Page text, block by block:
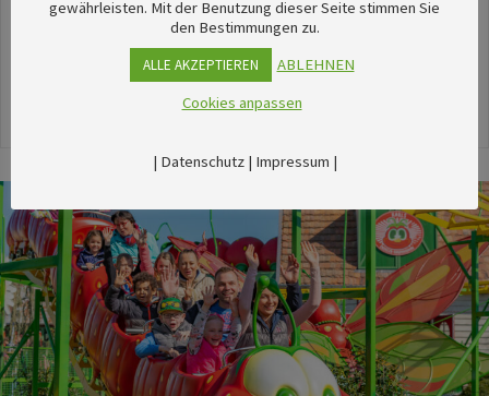
stimmungsvolle Veranstaltungen im August
herausgesucht.
gewährleisten. Mit der Benutzung dieser Seite stimmen Sie
den Bestimmungen zu.
ALLE AKZEPTIEREN
ABLEHNEN
Cookies anpassen
| Datenschutz| Impressum |